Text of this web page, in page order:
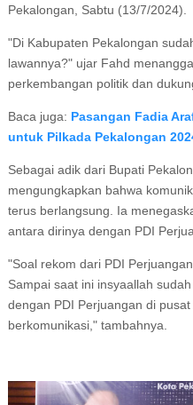
Pekalongan, Sabtu (13/7/2024).
"Di Kabupaten Pekalongan
lawannya?" ujar Fahd
perkembangan politik dan
Baca juga: Pasangan Fadia
untuk Pilkada Pekalongan
Sebagai adik dari Bupati
mengungkapkan bahwa
terus berlangsung. Ia
antara dirinya dengan PDI
"Soal rekom dari PDI
Sampai saat ini insyaallah
dengan PDI Perjuangan di
berkomunikasi," tambahnya.